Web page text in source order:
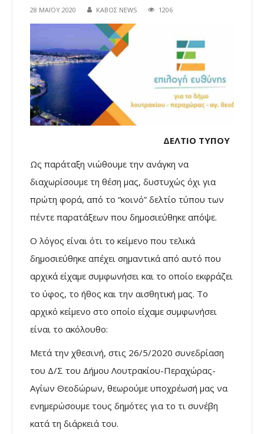
28 ΜΑΪ́ΟΥ 2020 ΚΑΒΟΣ NEWS 1206
ΔΕΛΤΙΟ ΤΥΠΟΥ
Ως παράταξη νιώθουμε την ανάγκη να
διαχωρίσουμε τη θέση μας, δυστυχώς όχι για
πρώτη φορά, από το “κοινό” δελτίο τύπου των
πέντε παρατάξεων που δημοσιεύθηκε απόψε.
Ο λόγος είναι ότι το κείμενο που τελικά
δημοσιεύθηκε απέχει σημαντικά από αυτό που
αρχικά είχαμε συμφωνήσει και το οποίο εκφράζει
το ύφος, το ήθος και την αισθητική μας. Το
αρχικό κείμενο στο οποίο είχαμε συμφωνήσει
είναι το ακόλουθο:
Μετά την χθεσινή, στις 26/5/2020 συνεδρίαση
του Δ/Σ του Δήμου Λουτρακίου-Περαχώρας-
Αγίων Θεοδώρων, θεωρούμε υποχρέωσή μας να
ενημερώσουμε τους δημότες για το τι συνέβη
κατά τη διάρκειά του.